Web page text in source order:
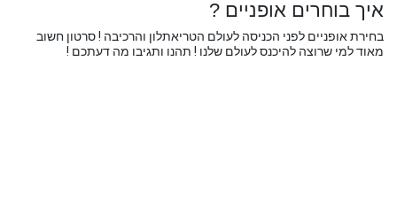
איך בוחרים אופניים ?
בחירת אופניים לפני הכניסה לעולם הטריאתלון והרכיבה ! סרטון חשוב
מאוד למי שרוצה להיכנס לעולם שלנו ! תהנו ותגיבו מה דעתכם !